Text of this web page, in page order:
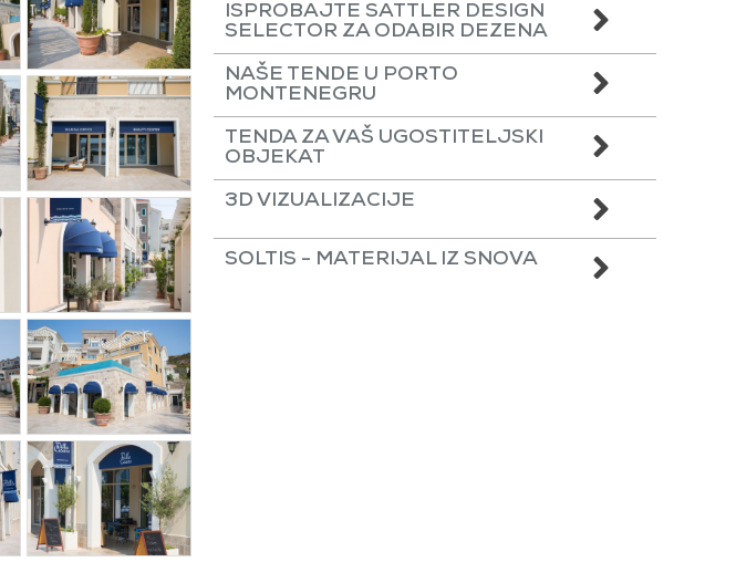
ISPROBAJTE SATTLER DESIGN
SELECTOR ZA ODABIR DEZENA
NAŠE TENDE U PORTO
MONTENEGRU
TENDA ZA VAŠ UGOSTITELJSKI
OBJEKAT
3D VIZUALIZACIJE
SOLTIS - MATERIJAL IZ SNOVA